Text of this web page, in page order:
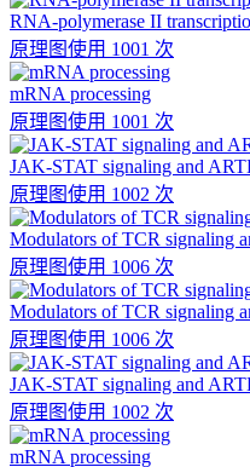
RNA-polymerase II
原理图使用 1001 次
mRNA processing
原理图使用 1001 次
JAK-STAT signaling and
原理图使用 1002 次
Modulators of TCR signaling
原理图使用 1006 次
Modulators of TCR signaling
原理图使用 1006 次
JAK-STAT signaling and
原理图使用 1002 次
mRNA processing